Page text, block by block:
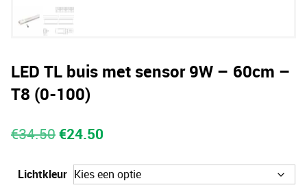
LED TL buis met sensor 9W – 60cm –
T8 (0-100)
€34.50Oorspronkelijke
was:
€24.50
is:
Lichtkleur